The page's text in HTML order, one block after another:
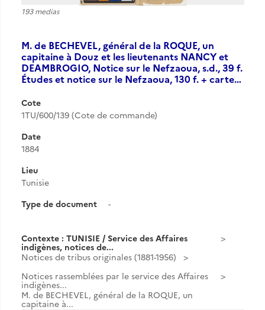
193 medias
M. de BECHEVEL, général de la ROQUE, un
capitaine à Douz et les lieutenants NANCY et
DEAMBROGIO, Notice sur le Nefzaoua, s.d., 39 f.
Études et notice sur le Nefzaoua, 130 f. + carte…
Cote
1TU/600/139 (Cote de commande)
Date
1884
Lieu
Tunisie
Type de document
-
Contexte : TUNISIE / Service des Affaires
indigènes, notices de...
Notices de tribus originales (1881-1956)
Notices rassemblées par le service des Affaires
indigènes...
M. de BECHEVEL, général de la ROQUE, un
capitaine à...